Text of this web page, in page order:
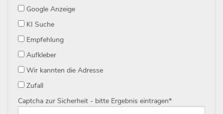
Google Anzeige
KI Suche
Empfehlung
Aufkleber
Wir kannten die Adresse
Zufall
Captcha zur Sicherheit - bitte Ergebnis eintragen*